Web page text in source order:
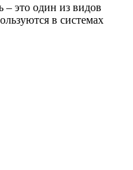
– это один из видов
в системах